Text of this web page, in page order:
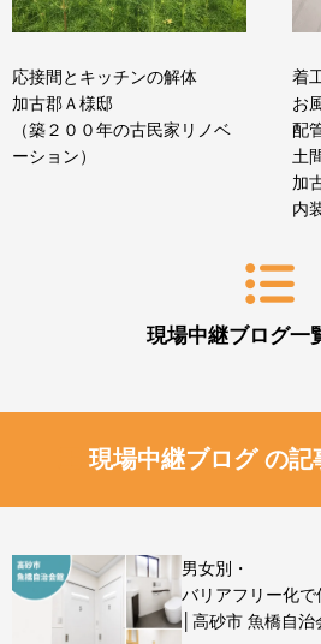
応接間とキッチンの解体
加古郡Ａ様邸
（築２００年の古民家リノベ
ーション）
現場中継ブログ一
着
お
配
土
加
内
現場中継ブログ の記
男女別・
バリアフリー化
│高砂市 魚橋自治